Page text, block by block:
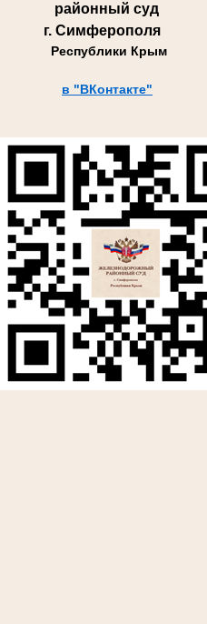
районный суд
г. Симферополя
Республики Крым
в "ВКонтакте"